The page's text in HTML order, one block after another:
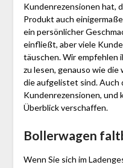
Kundenrezensionen hat,
Produkt auch
ein persönlicher
einfließt, aber viele
täuschen. Wir empfehlen
zu lesen, genauso wie
die aufgelistet sind. Auch
Kundenrezensionen, und
Überblick verschaffen.
Bollerwagen
Wenn Sie sich im